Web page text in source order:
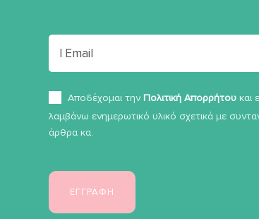
Αποδέχομαι την Πολιτική Απορρήτου και
λαμβάνω ενημερωτικό υλικό σχετικά με
άρθρα κα.